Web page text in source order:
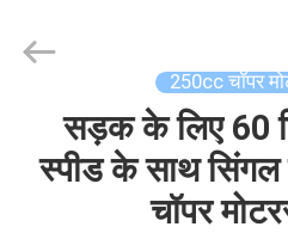
Vehicle
Co.,Ltd.
250cc चॉपर
सड़क के लिए 60
स्पीड के साथ
चॉपर